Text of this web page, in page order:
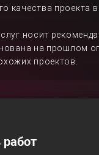
качества проекта в
носит
на прошлом
проектов.